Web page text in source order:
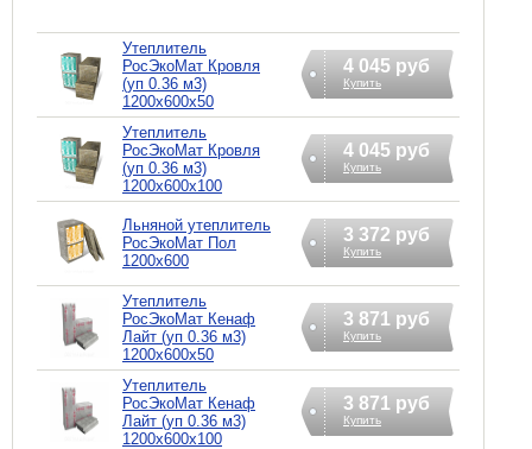
Утеплитель
РосЭкоМат Кровля
(уп 0.36 м3)
1200х600х50
4 045 руб
Купить
Утеплитель
РосЭкоМат Кровля
(уп 0.36 м3)
1200х600х100
4 045 руб
Купить
Льняной утеплитель
РосЭкоМат Пол
1200х600
3 372 руб
Купить
Утеплитель
РосЭкоМат Кенаф
Лайт (уп 0.36 м3)
1200х600х50
3 871 руб
Купить
Утеплитель
РосЭкоМат Кенаф
Лайт (уп 0.36 м3)
1200х600х100
3 871 руб
Купить